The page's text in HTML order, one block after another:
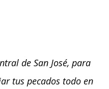
de San José, para
tus pecados todo en